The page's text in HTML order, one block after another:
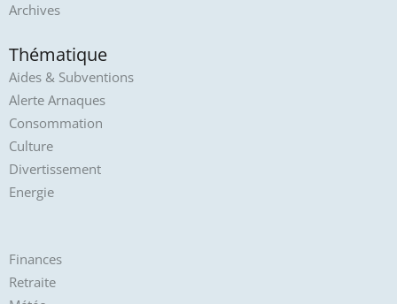
Archives
Thématique
Aides & Subventions
Alerte Arnaques
Consommation
Culture
Divertissement
Energie
Finances
Retraite